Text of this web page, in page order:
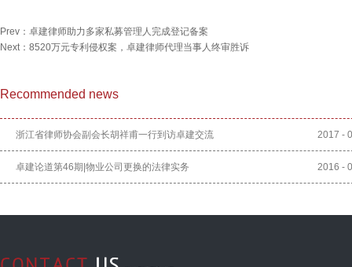
Prev： 卓建律师助力多家私募管理人完成登记备案
Next： 8520万元专利侵权案，卓建律师代理当事人终审胜诉
Recommended news
浙江省律师协会副会长胡祥甫一行到访卓建交流 2017 -
卓建论道第46期|物业公司更换的法律实务 2016 -